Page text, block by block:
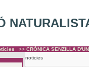
>> CRÒNICA SENZILLA
noticies